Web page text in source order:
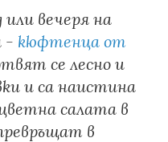
или вечеря на
- кюфтенца от
се лесно и
и са наистина
салата в
в